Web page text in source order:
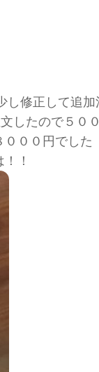
修正して追加
したので５０
００円でした
！